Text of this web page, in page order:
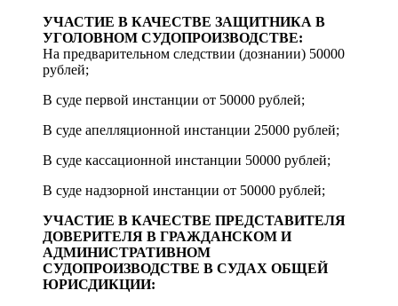
УЧАСТИЕ В КАЧЕСТВЕ ЗАЩИТНИКА В
УГОЛОВНОМ СУДОПРОИЗВОДСТВЕ:
На предварительном следствии (дознании) 50000
рублей;
В суде первой инстанции от 50000 рублей;
В суде апелляционной инстанции 25000 рублей;
В суде кассационной инстанции 50000 рублей;
В суде надзорной инстанции от 50000 рублей;
УЧАСТИЕ В КАЧЕСТВЕ ПРЕДСТАВИТЕЛЯ
ДОВЕРИТЕЛЯ В ГРАЖДАНСКОМ И
АДМИНИСТРАТИВНОМ
СУДОПРОИЗВОДСТВЕ В СУДАХ ОБЩЕЙ
ЮРИСДИКЦИИ: